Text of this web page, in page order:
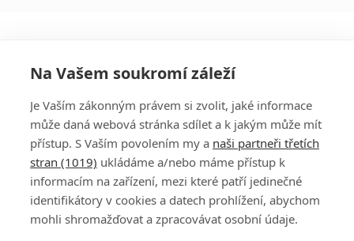
PŘIHLÁSIT
REGISTROVAT
DISKUZE
Na Vašem soukromí záleží
Je Vaším zákonným právem si zvolit, jaké informace
může daná webová stránka sdílet a k jakým může mít
přístup. S Vaším povolením my a naši partneři třetích
stran (1019) ukládáme a/nebo máme přístup k
informacím na zařízení, mezi které patří jedinečné
identifikátory v cookies a datech prohlížení, abychom
mohli shromažďovat a zpracovávat osobní údaje.